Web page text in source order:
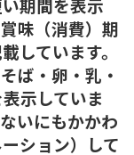
期間を表示
味（消費）期
しています。
ば・卵・乳・
示していま
いにもかかわ
ション）して